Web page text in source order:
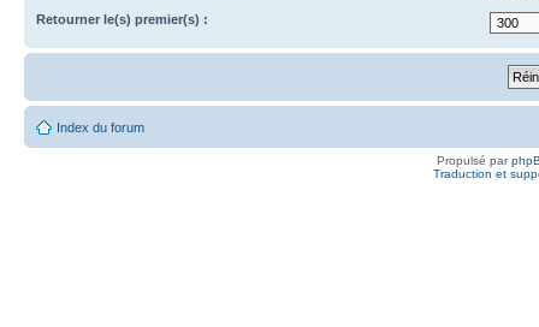
Retourner le(s) premier(s) :
Index du forum
Propulsé par
Traduction et